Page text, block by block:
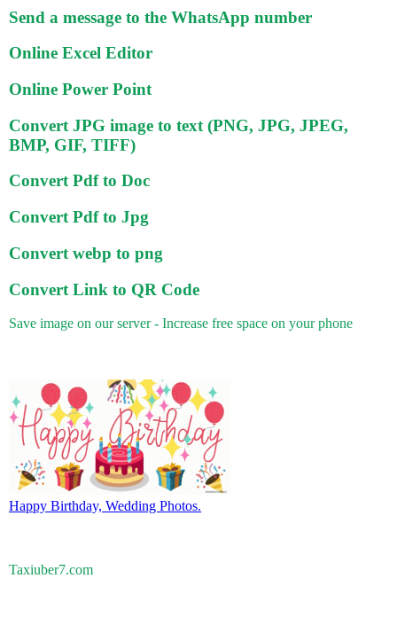
Send a message to the WhatsApp number
Online Excel Editor
Online Power Point
Convert JPG image to text (PNG, JPG, JPEG,
BMP, GIF, TIFF)
Convert Pdf to Doc
Convert Pdf to Jpg
Convert webp to png
Convert Link to QR Code
Save image on our server - Increase free space on your phone
Happy Birthday, Wedding Photos.
Taxiuber7.com